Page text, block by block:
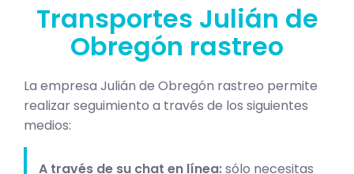
Transportes Julián de
Obregón rastreo
La empresa Julián de Obregón rastreo permite
realizar seguimiento a través de los siguientes
medios:
A través de su chat en línea:sólo necesitas